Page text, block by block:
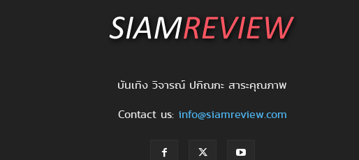
บันเทิง วิจารณ์ ปกิณกะ สาระคุณภาพ
Contact us: info@siamreview.com